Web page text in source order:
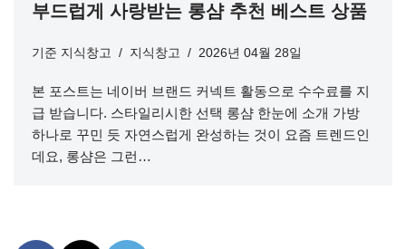
부드럽게 사랑받는 롱샴 추천 베스트 상품
기준 지식창고 지식창고 2026년 04월 28일
본 포스트는 네이버 브랜드 커넥트 활동으로 수수료를 지
급 받습니다. 스타일리시한 선택 롱샴 한눈에 소개 가방
하나로 꾸민 듯 자연스럽게 완성하는 것이 요즘 트렌드인
데요, 롱샴은 그런…